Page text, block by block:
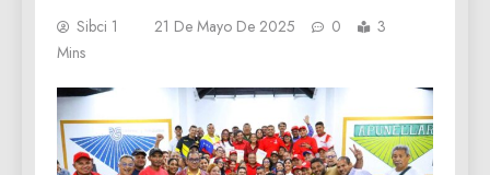
Sibci 1 21 De Mayo De 2025 0
3
Mins